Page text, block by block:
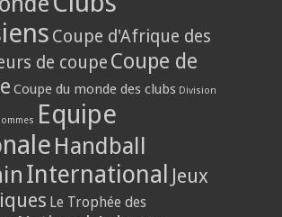
Coupe d'Afrique des
de coupe Coupe de
Coupe du monde des clubs Division
Equipe
Handball
International Jeux
Le Trophée des